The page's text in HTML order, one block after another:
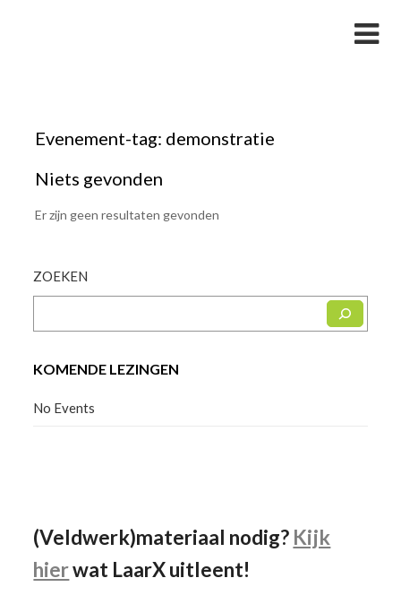
Evenement-tag: demonstratie
Niets gevonden
Er zijn geen resultaten gevonden
ZOEKEN
KOMENDE LEZINGEN
No Events
(Veldwerk)materiaal nodig? Kijk
hierwat LaarX uitleent!